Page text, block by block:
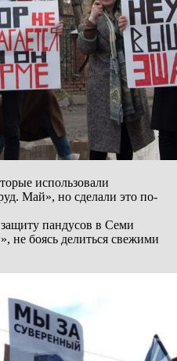
использовали
Май», но сделали это по-
пандусов в Семи
не боясь делиться свежими